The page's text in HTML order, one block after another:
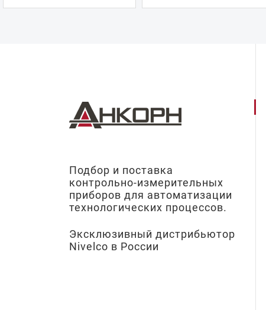
Подбор и поставка
контрольно-измерительных
приборов для автоматизации
технологических процессов.
Эксклюзивный дистрибьютор
Nivelco в России